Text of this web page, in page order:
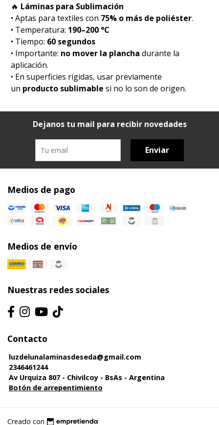
🔥 Láminas para Sublimación
• Aptas para textiles con 75% o más de poliéster.
• Temperatura: 190–200 °C
• Tiempo: 60 segundos
• Importante: no mover la plancha durante la
aplicación.
• En superficies rígidas, usar previamente
un producto sublimable si no lo son de origen.
Dejanos tu mail para recibir novedades
Enviar
Medios de pago
Medios de envío
Nuestras redes sociales
Contacto
luzdelunalaminasdeseda@gmail.com
2346461244
Av Urquiza 807 - Chivilcoy - BsAs - Argentina
Botón de arrepentimiento
Creado con